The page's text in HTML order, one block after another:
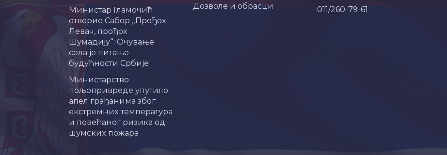
Министар Гламочић
отворио Сабор „Прођох
Левач, прођох
Шумадију“: Очување
села је питање
будућности Србије
Министарство
пољопривреде упутило
апел грађанима због
екстремних температура
и повећаног ризика од
шумских пожара
Дозволе и обрасци
011/260-79-61